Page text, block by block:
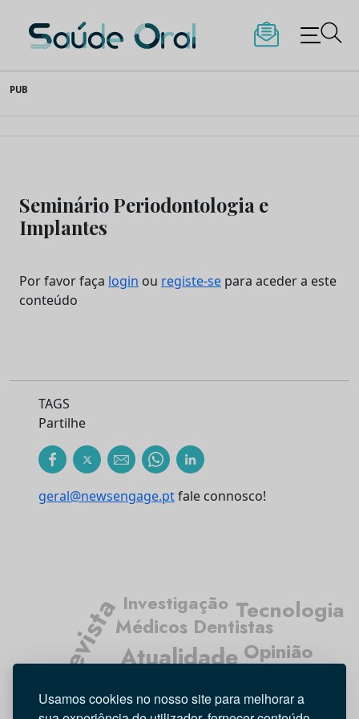
Usamos cookies no nosso site para melhorar a
to
content
Saúde Oral
PUB
Seminário Periodontologia e
Implantes
Por favor faça login ou registe-se para aceder a este
conteúdo
TAGS
Partilhe
geral@newsengage.ptfale connosco!
Atualidade
Médicos Dentistas
Higiene Oral
Entrevista Opinião
Tecnologia
Investigação